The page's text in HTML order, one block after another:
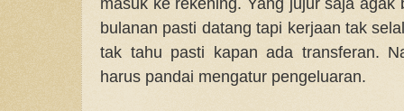
bulanan pasti datang tapi kerjaan tak
tak tahu pasti kapan ada transferan.
harus pandai mengatur pengeluaran.